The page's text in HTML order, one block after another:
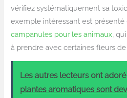
vérifiez systématiquement sa
exemple intéressant est
campanules pour les animaux ,
à prendre avec certaines fleurs de
Les autres lecteurs ont
plantes aromatiques sont